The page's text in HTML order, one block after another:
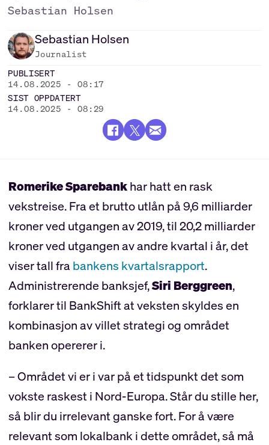
Sebastian Holsen
Sebastian Holsen
Journalist
PUBLISERT
14.08.2025 - 08:17
SIST OPPDATERT
14.08.2025 - 08:29
Romerike Sparebankhar hatt en rask
vekstreise. Fra et brutto utlån på 9,6 milliarder
kroner ved utgangen av 2019, til 20,2 milliarder
kroner ved utgangen av andre kvartal i år, det
viser tall fra bankens kvartalsrapport.
Administrerende banksjef,Siri Berggreen,
forklarer til BankShift at veksten skyldes en
kombinasjon av villet strategi og området
banken opererer i.
– Området vi er i var på et tidspunkt det som
vokste raskest i Nord-Europa. Står du stille her,
så blir du irrelevant ganske fort. For å være
relevant som lokalbank i dette området, så må